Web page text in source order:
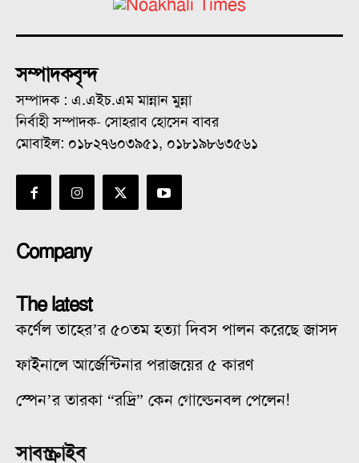
সম্পাদকবৃন্দ
সম্পাদক : এ.এইচ.এম মান্নান মুন্না
নির্বাহী সম্পাদক- সোহরাব হোসেন বাবর
মোবাইল: ০১৮২৭৬০৩৯৫১, ০১৮১৯৮৬৩৫৬১
Company
The latest
কর্ণেল তাহের’র ৫০তম হত্যা দিবস পালন করেছে জাসদ
ফাইনালে আর্জেন্টিনার পরাজয়ের ৫ কারণ
স্পেন’র তারকা “রদ্রি” কেন গোল্ডেনবল পেলেন!
সাবস্ক্রাইব